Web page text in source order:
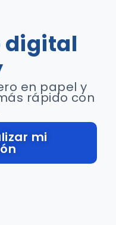
digital
en papel y
rápido con
mi